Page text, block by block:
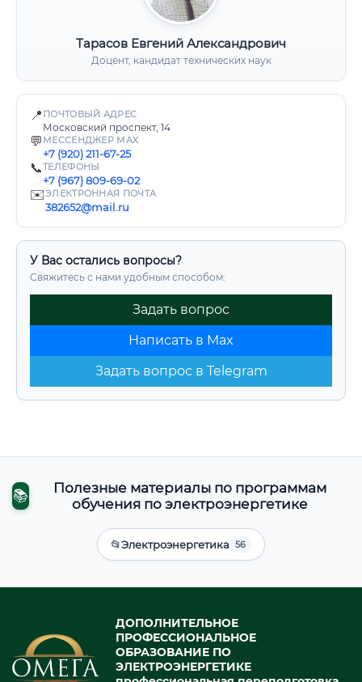
Тарасов Евгений Александрович
Доцент, кандидат технических наук
📍 ПОЧТОВЫЙ АДРЕС
Московский проспект, 14
💬 МЕССЕНДЖЕР MAX
+7 (920) 211-67-25
📞ТЕЛЕФОНЫ
+7 (967) 809-69-02
✉️ЭЛЕКТРОННАЯ ПОЧТА
382652@mail.ru
У Вас остались вопросы?
Свяжитесь с нами удобным способом:
Задать вопрос
Написать в Max
Задать вопрос в Telegram
📚
Полезные материалы по программам
обучения по электроэнергетике
📂Электроэнергетика 56
ДОПОЛНИТЕЛЬНОЕ
ПРОФЕССИОНАЛЬНОЕ
ОБРАЗОВАНИЕ ПО
ЭЛЕКТРОЭНЕРГЕТИКЕ